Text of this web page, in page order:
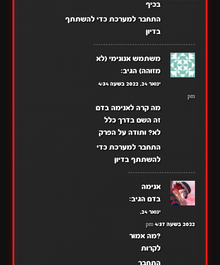
בכיף
התחבר למערכת כדי להשתתף
בדיון
משתמש אנונימי (לא
מזוהה) הגיב:
ינואר 24, 2022 בשעה 4:34
pm
מה קרה לאנימה בדם
זה השם בדרך כלל
לא? ותודה על הפרק
התחבר למערכת כדי
להשתתף בדיון
אנימה
בדם הגיב:
ינואר 24,
2022 בשעה 4:37 pm
?מה אמור
לקרות
התחבר